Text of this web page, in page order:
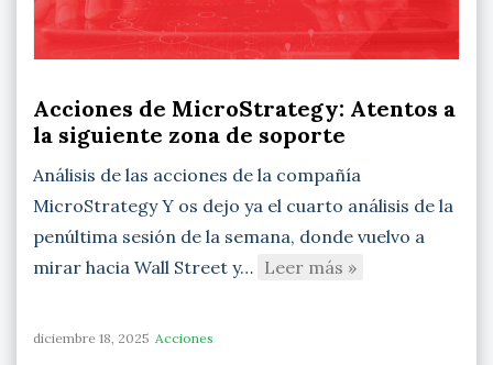
Acciones de MicroStrategy: Atentos a
la siguiente zona de soporte
Análisis de las acciones de la compañía
MicroStrategy Y os dejo ya el cuarto análisis de la
penúltima sesión de la semana, donde vuelvo a
mirar hacia Wall Street y… Leer más »
diciembre 18, 2025 Acciones